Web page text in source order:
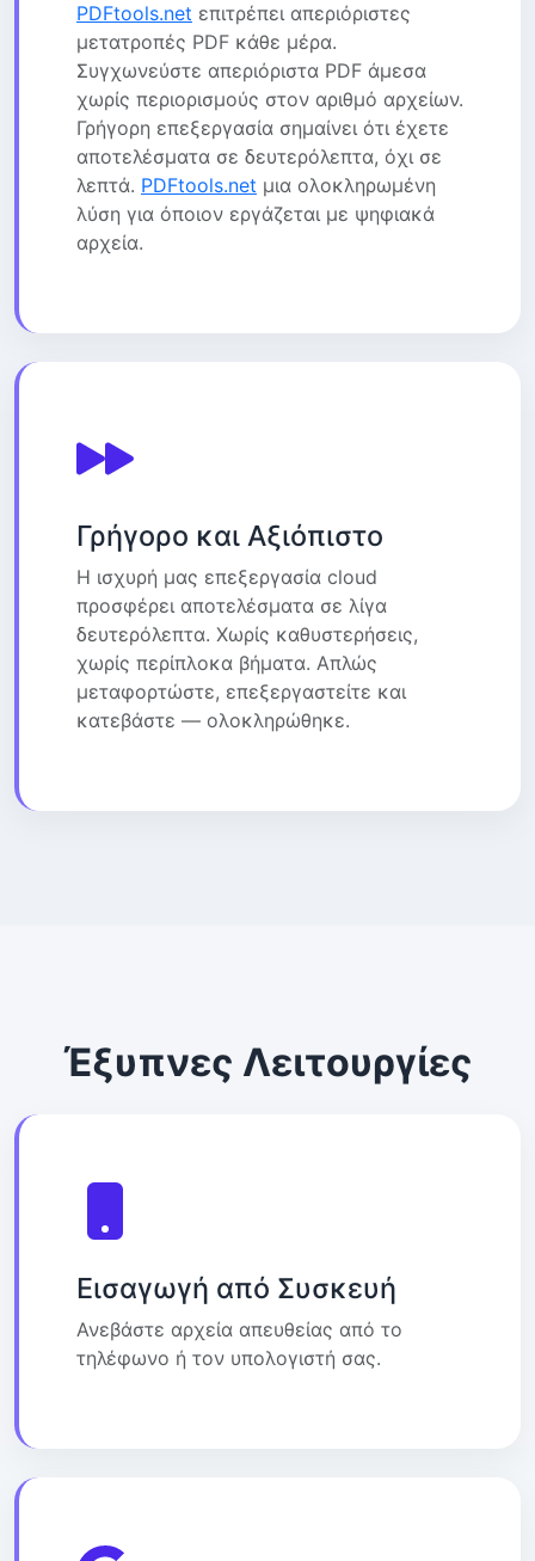
PDFtools.net επιτρέπει απεριόριστες
μετατροπές PDF κάθε μέρα.
Συγχωνεύστε απεριόριστα PDF άμεσα
χωρίς περιορισμούς στον αριθμό αρχείων.
Γρήγορη επεξεργασία σημαίνει ότι έχετε
αποτελέσματα σε δευτερόλεπτα, όχι σε
λεπτά. PDFtools.net μια ολοκληρωμένη
λύση για όποιον εργάζεται με ψηφιακά
αρχεία.
Γρήγορο και Αξιόπιστο
Η ισχυρή μας επεξεργασία cloud
προσφέρει αποτελέσματα σε λίγα
δευτερόλεπτα. Χωρίς καθυστερήσεις,
χωρίς περίπλοκα βήματα. Απλώς
μεταφορτώστε, επεξεργαστείτε και
κατεβάστε — ολοκληρώθηκε.
Έξυπνες Λειτουργίες
Εισαγωγή από Συσκευή
Ανεβάστε αρχεία απευθείας από το
τηλέφωνο ή τον υπολογιστή σας.